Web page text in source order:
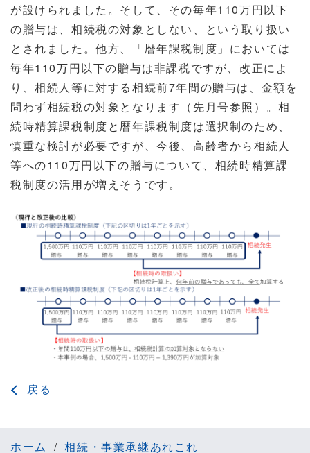
が設けられました。そして、その毎年110万円以下
の贈与は、相続税の対象としない、という取り扱い
とされました。他方、「暦年課税制度」においては
毎年110万円以下の贈与は非課税ですが、改正によ
り、相続人等に対する相続前7年間の贈与は、金額を
問わず相続税の対象となります（先月号参照）。相
続時精算課税制度と暦年課税制度は選択制のため、
慎重な検討が必要ですが、今後、高齢者から相続人
等への110万円以下の贈与について、相続時精算課
税制度の活用が増えそうです。
戻る
ホーム 相続・事業承継あれこれ